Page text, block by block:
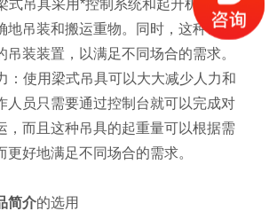
式吊具采用*控制系统和起升机构，可
地吊装和搬运重物。同时，这种吊具
吊装装置，以满足不同场合的需求。
：使用梁式吊具可以大大减少人力和
人员只需要通过控制台就可以完成对
，而且这种吊具的起重量可以根据需
更好地满足不同场合的需求。
简介的选用